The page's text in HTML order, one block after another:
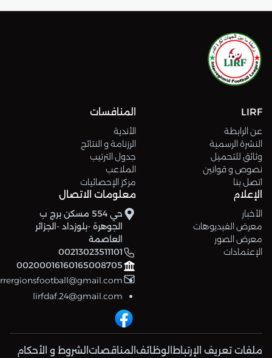
LIRF
عن الرابطة
النشرة الرسمية
وثائق للتحميل
نصوص و قوانين
اتصل بنا
المنافسات
الأندية
الرزنامة و النتائج
جدول الترتيب
الملاعب
مركز الإحصائيات
الإعلام
الأخبار
معرض الفيديوهات
معرض الصور
الإعتمادات
معلومات الاتصال
حي 554 مسكن برج ب
الجوهرة -بلوزداد -الجزائر
العاصمة
00213023511101
00200016160165008705
lirfdaf.24@gmail.com
ملفات تعريف الإرتباط الوظائف المناقصات الشروط و الأحكام